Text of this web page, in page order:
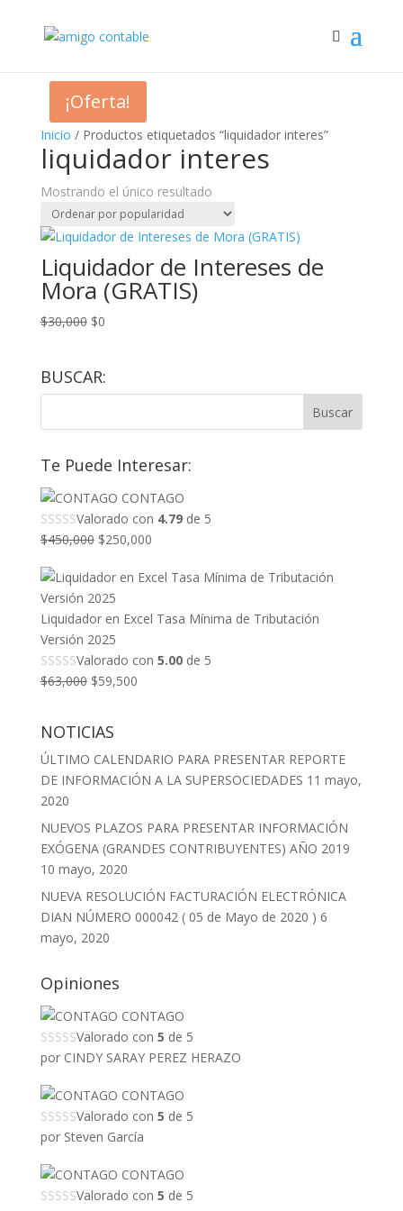
Inicio / Productos etiquetados “liquidador interes”
liquidador interes
Mostrando el único resultado
¡Oferta!
Liquidador de Intereses de
Mora (GRATIS)
$30,000 El
era:
$0El
es:
BUSCAR:
Te Puede Interesar:
CONTAGO
Valorado con 4.79de 5
$450,000 El
original
era:
$450,000.
$250,000El
actual
$250,000.
Liquidador en Excel Tasa Mínima de Tributación
Versión 2025
Valorado con 5.00de 5
$63,000 El
era:
$63,000.
$59,500El
$59,500.
NOTICIAS
ÚLTIMO CALENDARIO PARA PRESENTAR REPORTE
DE INFORMACIÓN A LA SUPERSOCIEDADES 11 mayo,
2020
NUEVOS PLAZOS PARA PRESENTAR INFORMACIÓN
EXÓGENA (GRANDES CONTRIBUYENTES) AÑO 2019
10 mayo, 2020
NUEVA RESOLUCIÓN FACTURACIÓN ELECTRÓNICA
DIAN NÚMERO 000042 ( 05 de Mayo de 2020 ) 6
mayo, 2020
Opiniones
CONTAGO
Valorado con 5 de 5
por CINDY SARAY PEREZ HERAZO
CONTAGO
Valorado con 5 de 5
por Steven García
CONTAGO
Valorado con 5 de 5